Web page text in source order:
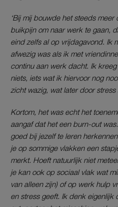
‘Bij mij bouwde het steeds
buikpijn om naar werk te gaan,
eind zelfs al op vrijdagavond. Ik
afwezig was als ik met
continu aan werk dacht. Ik
niets, iets wat ik hiervoor nog
zicht wazig, wat later door
Kortom, het was echt het
aangaf dat het een burn-out
goed bij jezelf te leren
je op sommige vlakken een
merkt. Hoeft natuurlijk niet
je kan ook op sociaal vlak wat
van alleen zijn) of op werk hulp
en stress geeft. Ik denk eigenlijk